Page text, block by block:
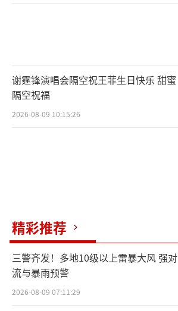
谢霆锋演唱会隔空祝王菲生日快乐 甜蜜
隔空祝福
2026-08-09 10:15:26
精彩推荐
三警齐发！多地10级以上雷暴大风 强对
流与暴雨预警
2026-08-09 07:11:29